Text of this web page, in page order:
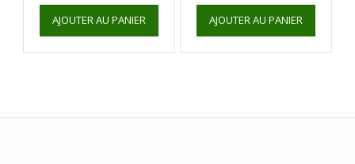
AJOUTER AU PANIER AJOUTER AU PANIER